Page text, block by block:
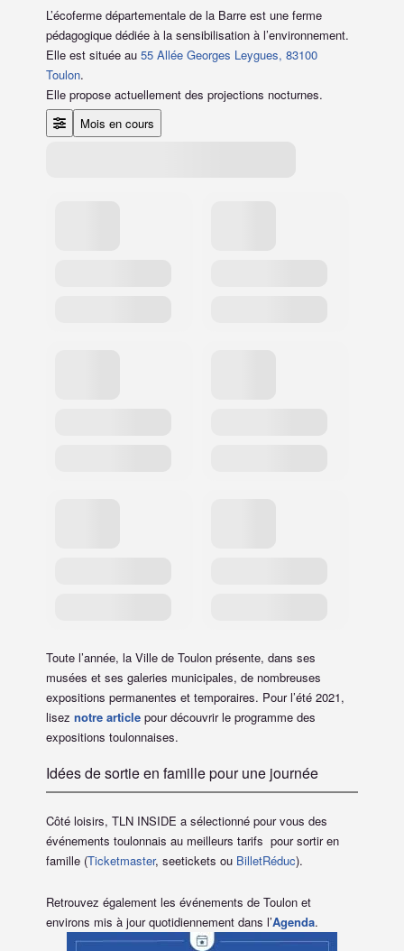
L’écoferme départementale de la Barre est une ferme
pédagogique dédiée à la sensibilisation à l’environnement.
Elle est située au 55 Allée Georges Leygues, 83100
Toulon.
Elle propose actuellement des projections nocturnes.
Mois en cours
Toute l’année, la Ville de Toulon présente, dans ses
musées et ses galeries municipales, de nombreuses
expositions permanentes et temporaires. Pour l’été 2021,
lisez notre article pour découvrir le programme des
expositions toulonnaises.
Idées de sortie en famille pour une journée
Côté loisirs, TLN INSIDE a sélectionné pour vous des
événements toulonnais au meilleurs tarifs pour sortir en
famille (Ticketmaster, seetickets ou BilletRéduc).
Retrouvez également les événements de Toulon et
environs mis à jour quotidiennement dans l’Agenda.